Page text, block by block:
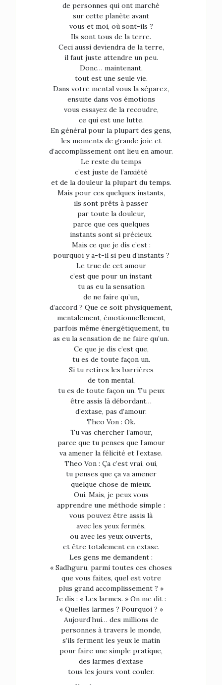
de personnes qui ont marché
sur cette planète avant
vous et moi, où sont-ils ?
Ils sont tous de la terre.
Ceci aussi deviendra de la terre,
il faut juste attendre un peu.
Donc… maintenant,
tout est une seule vie.
Dans votre mental vous la séparez,
ensuite dans vos émotions
vous essayez de la recoudre,
ce qui est une lutte.
En général pour la plupart des gens,
les moments de grande joie et
d’accomplissement ont lieu en amour.
Le reste du temps
c’est juste de l’anxiété
et de la douleur la plupart du temps.
Mais pour ces quelques instants,
ils sont prêts à passer
par toute la douleur,
parce que ces quelques
instants sont si précieux.
Mais ce que je dis c’est :
pourquoi y a-t-il si peu d’instants ?
Le truc de cet amour
c’est que pour un instant
tu as eu la sensation
de ne faire qu’un,
d’accord ? Que ce soit physiquement,
mentalement, émotionnellement,
parfois même énergétiquement, tu
as eu la sensation de ne faire qu’un.
Ce que je dis c’est que,
tu es de toute façon un.
Si tu retires les barrières
de ton mental,
tu es de toute façon un. Tu peux
être assis là débordant…
d’extase, pas d’amour.
Theo Von : Ok.
Tu vas chercher l’amour,
parce que tu penses que l’amour
va amener la félicité et l’extase.
Theo Von : Ça c’est vrai, oui,
tu penses que ça va amener
quelque chose de mieux.
Oui. Mais, je peux vous
apprendre une méthode simple :
vous pouvez être assis là
avec les yeux fermés,
ou avec les yeux ouverts,
et être totalement en extase.
Les gens me demandent :
« Sadhguru, parmi toutes ces choses
que vous faites, quel est votre
plus grand accomplissement ? »
Je dis : « Les larmes. » On me dit :
« Quelles larmes ? Pourquoi ? »
Aujourd’hui… des millions de
personnes à travers le monde,
s’ils ferment les yeux le matin
pour faire une simple pratique,
des larmes d’extase
tous les jours vont couler.